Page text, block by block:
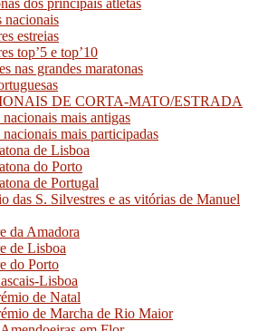
nacionais
estreias
top’5 e top’10
nas grandes maratonas
DE CORTA-MATO/ESTRADA
mais antigas
mais participadas
de Lisboa
do Porto
de Portugal
das S. Silvestres e as vitórias de Manuel
da Amadora
de Lisboa
do Porto
Lisboa
de Natal
de Marcha de Rio Maior